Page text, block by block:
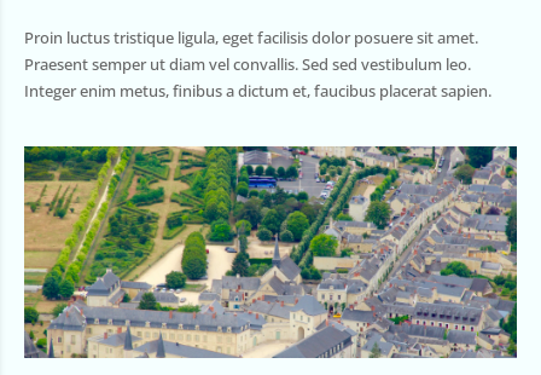
Proin luctus tristique ligula, eget facilisis dolor posuere sit amet.
Praesent semper ut diam vel convallis. Sed sed vestibulum leo.
Integer enim metus, finibus a dictum et, faucibus placerat sapien.